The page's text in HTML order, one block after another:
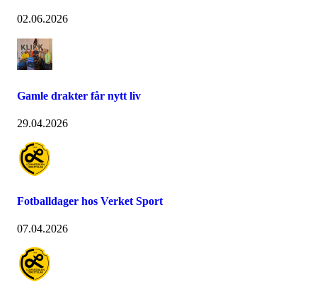
02.06.2026
Gamle drakter får nytt liv
29.04.2026
Fotballdager hos Verket Sport
07.04.2026